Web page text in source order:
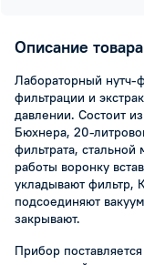
Описание товара
Лабораторный нутч-
фильтрации и
давлении. Состоит
Бюхнера, 20-
фильтрата,
работы воронку
укладывают фильтр,
подсоединяют
закрывают.
Прибор